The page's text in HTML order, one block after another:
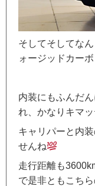
そしてそしてな
ォージッドカー
内装にもふんだ
れ、かなりキマ
キャリパーと内
せんね
走行距離も
で是非ともこち